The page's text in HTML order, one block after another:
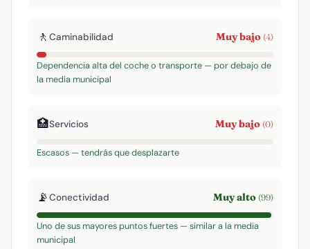
🚶 Caminabilidad Muy bajo (4)
Dependencia alta del coche o transporte — por debajo de
la media municipal
🏥Servicios Muy bajo (0)
Escasos — tendrás que desplazarte
📡Conectividad Muy alto (99)
Uno de sus mayores puntos fuertes — similar a la media
municipal